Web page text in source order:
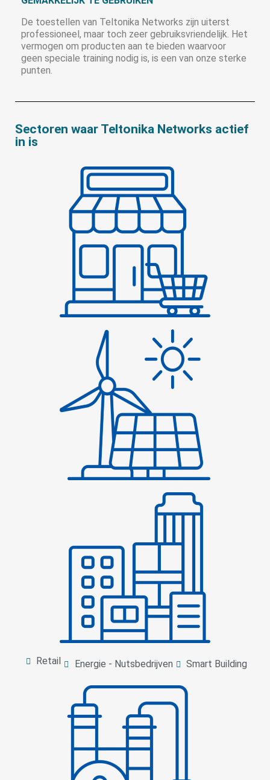
De toestellen van Teltonika Networks zijn uiterst
professioneel, maar toch zeer gebruiksvriendelijk. Het
vermogen om producten aan te bieden waarvoor
geen speciale training nodig is, is een van onze sterke
punten.
Sectoren waar Teltonika Networks actief
in is
Retail Energie - Nutsbedrijven Smart Building